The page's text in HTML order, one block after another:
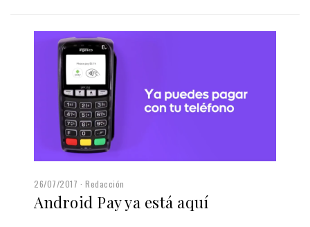
26/07/2017 Redacción
Android Pay ya está aquí